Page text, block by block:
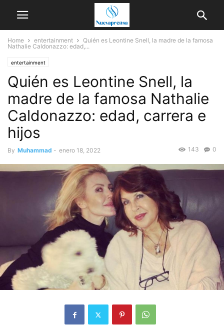
Home entertainment
Quién es Leontine Snell, la madre de la famosa
Nathalie Caldonazzo: edad,...
entertainment
Quién es Leontine Snell, la
madre de la famosa Nathalie
Caldonazzo: edad, carrera e
hijos
By Muhammad - enero 18, 2022 0
143